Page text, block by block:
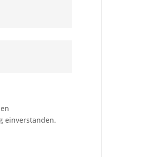
einverstanden.